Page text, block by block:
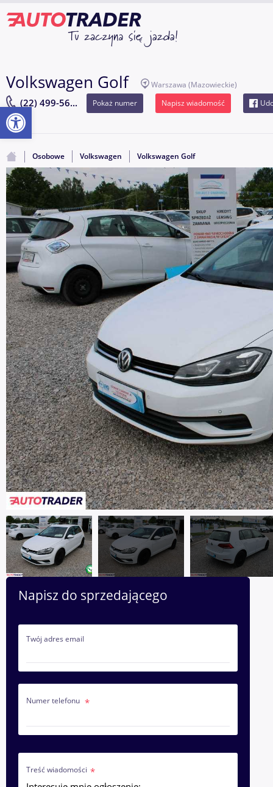
Volkswagen Golf Warszawa (Mazowieckie)
(22) 499-56... Pokaż numer Napisz wiadomość
Osobowe Volkswagen Volkswagen Golf
Napisz do sprzedającego
Twój adres email
Numer telefonu
Treść wiadomości
Otwórz pasek narzędzi